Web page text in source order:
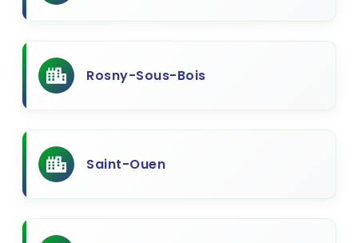
Rosny-Sous-Bois
Saint-Ouen